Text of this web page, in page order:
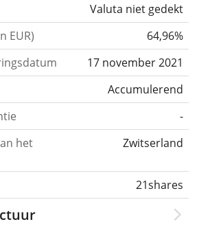
Valuta niet gedekt
EUR)
64,96%
17 november 2021
Accumulerend
-
het
Zwitserland
21shares